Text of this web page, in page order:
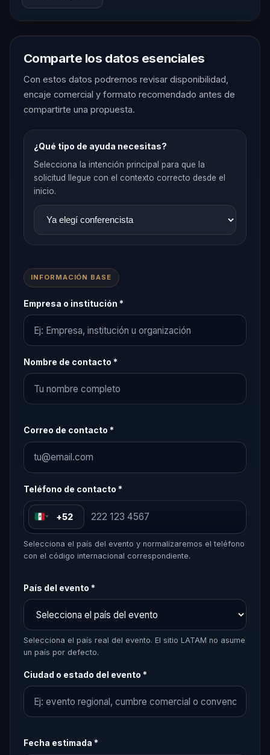
Comparte los datos esenciales
Con estos datos podremos revisar disponibilidad,
encaje comercial y formato recomendado antes de
compartirte una propuesta.
¿Qué tipo de ayuda necesitas?
Selecciona la intención principal para que la
solicitud llegue con el contexto correcto desde el
inicio.
INFORMACIÓN BASE
Empresa o institución *
Nombre de contacto *
Correo de contacto *
Teléfono de contacto *
+52
Selecciona el país del evento y normalizaremos el teléfono
con el código internacional correspondiente.
País del evento *
Selecciona el país real del evento. El sitio LATAM no asume
un país por defecto.
Ciudad o estado del evento *
Fecha estimada *